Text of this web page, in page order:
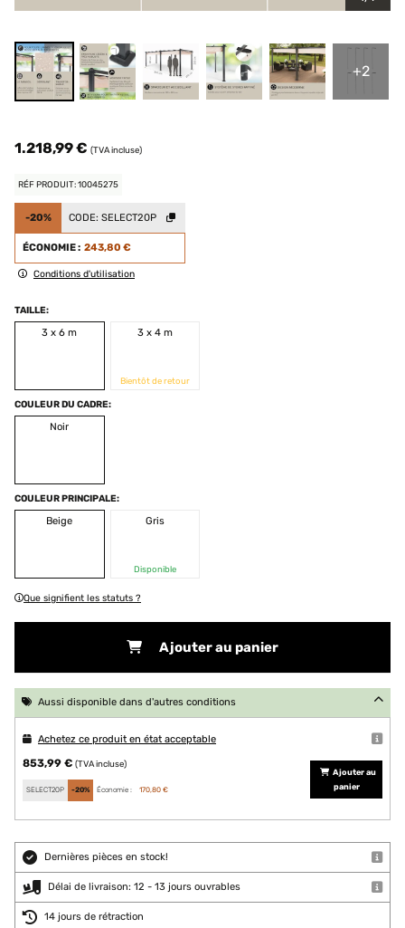
+2
1.218,99 € (TVA incluse)
RÉF PRODUIT: 10045275
-20% CODE: SELECT20P
ÉCONOMIE : 243,80 €
Conditions d'utilisation
TAILLE:
3 x 6 m
3 x 4 m
Bientôt de retour
COULEUR DU CADRE:
Noir
COULEUR PRINCIPALE:
Beige
Gris
Disponible
Que signifient les statuts ?
Ajouter au panier
Aussi disponible dans d'autres conditions
Achetez ce produit en état acceptable
853,99 € (TVA incluse)
SELECT20P -20% Économie : 170,80 €
Ajouter au
panier
Dernières pièces en stock!
Délai de livraison: 12 - 13 jours ouvrables
14 jours de rétraction